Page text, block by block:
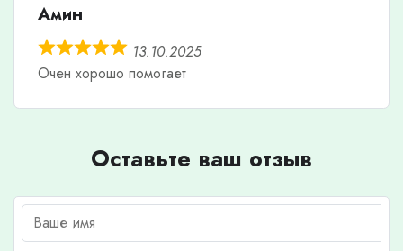
Амин
13.10.2025
Очен хорошо помогает
Оставьте ваш отзыв